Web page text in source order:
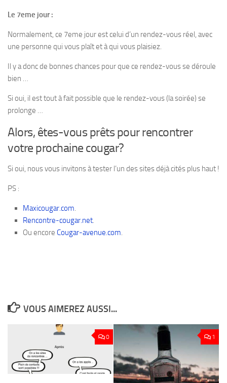
Le 7eme jour :
Normalement, ce 7eme jour est celui d’un rendez-vous réel, avec
une personne qui vous plaît et à qui vous plaisiez.
Il y a donc de bonnes chances pour que ce rendez-vous se déroule
bien …
Si oui, il est tout à fait possible que le rendez-vous (la soirée) se
prolonge …
Alors, êtes-vous prêts pour rencontrer
votre prochaine cougar?
Si oui, nous vous invitons à tester l’un des sites déjà cités plus haut !
PS :
Maxicougar.com.
Rencontre-cougar.net.
Ou encore Cougar-avenue.com.
VOUS AIMEREZ AUSSI...
0 1